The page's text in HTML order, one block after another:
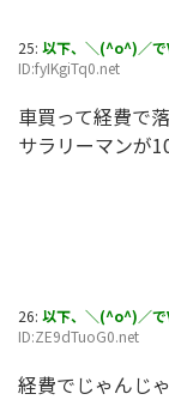
25: 以下、＼(^o^)／で
ID:fyIKgiTq0.net
車買って経費で
サラリーマンが
26: 以下、＼(^o^)／で
ID:ZE9dTuoG0.net
経費でじゃんじ